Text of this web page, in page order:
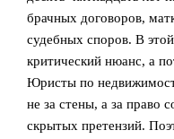
брачных договоров,
судебных споров. В
критический нюанс, а
Юристы по
не за стены, а за право
скрытых претензий.